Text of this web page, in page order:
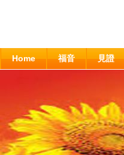
Home 福音 見證